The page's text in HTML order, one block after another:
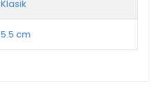
Klasik
5.5 cm